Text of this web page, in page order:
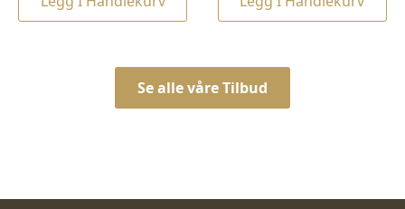
kr 12.100,00.
kr 9.990,00.
Se alle våre Tilbud